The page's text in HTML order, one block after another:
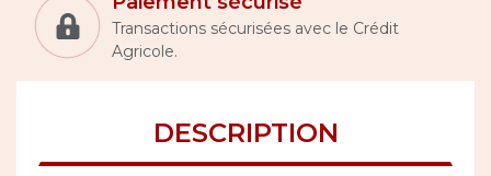
Transactions sécurisées avec le Crédit
Agricole.
DESCRIPTION